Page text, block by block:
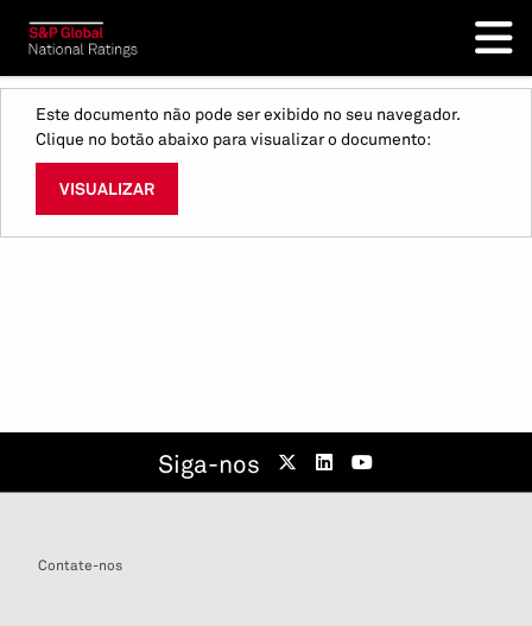
Este documento não pode ser exibido no seu navegador.
Clique no botão abaixo para visualizar o documento:
VISUALIZAR
Siga-nos
Contate-nos